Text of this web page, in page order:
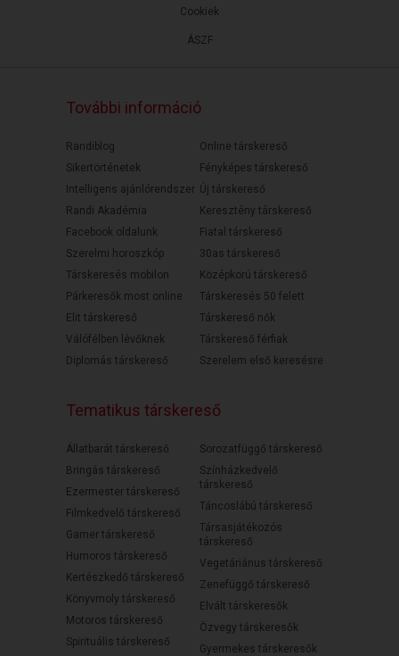
ÁSZF
Cookiek
További információ
Randiblog
Sikertörténetek
Intelligens ajánlórendszer
Randi Akadémia
Facebook oldalunk
Szerelmi horoszkóp
Társkeresés mobilon
Párkeresők most online
Elit társkereső
Válófélben lévőknek
Diplomás társkereső
Online társkereső
Fényképes társkereső
Új társkereső
Keresztény társkereső
Fiatal társkereső
30as társkereső
Középkorú társkereső
Társkeresés 50 felett
Társkereső nők
Társkereső férfiak
Szerelem első keresésre
Tematikus társkereső
Állatbarát társkereső
Bringás társkereső
Ezermester társkereső
Filmkedvelő társkereső
Gamer társkereső
Humoros társkereső
Kertészkedő társkereső
Könyvmoly társkereső
Motoros társkereső
Spirituális társkereső
Sorozatfüggő társkereső
Színházkedvelő
társkereső
Táncoslábú társkereső
Társasjátékozós
társkereső
Vegetáriánus társkereső
Zenefüggő társkereső
Elvált társkeresők
Özvegy társkeresők
Gyermekes társkeresők